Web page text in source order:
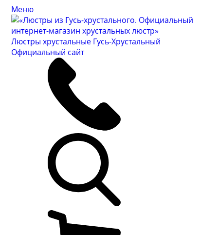
Меню
Люстры хрустальные Гусь-Хрустальный
Официальный сайт